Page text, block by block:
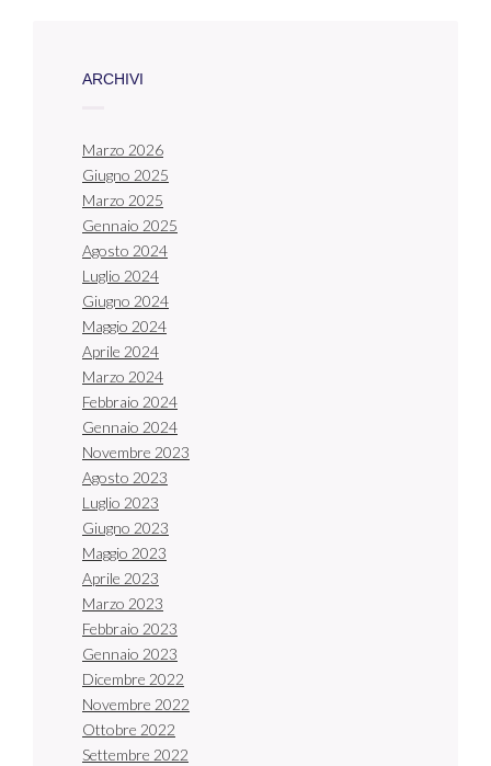
ARCHIVI
Marzo 2026
Giugno 2025
Marzo 2025
Gennaio 2025
Agosto 2024
Luglio 2024
Giugno 2024
Maggio 2024
Aprile 2024
Marzo 2024
Febbraio 2024
Gennaio 2024
Novembre 2023
Agosto 2023
Luglio 2023
Giugno 2023
Maggio 2023
Aprile 2023
Marzo 2023
Febbraio 2023
Gennaio 2023
Dicembre 2022
Novembre 2022
Ottobre 2022
Settembre 2022